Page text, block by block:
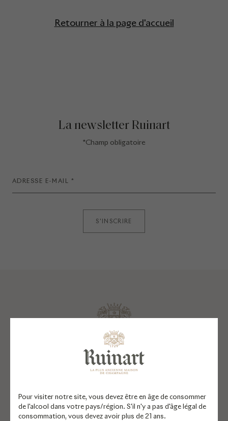
Pour visiter notre site, vous devez être en âge de consommer
de l'alcool dans votre pays/région. S'il n'y a pas d'âge légal de
consommation, vous devez avoir plus de 21 ans.
Retourner à la page d'accueil
La newsletter Ruinart
*Champ obligatoire
S'INSCRIRE
Champagnes